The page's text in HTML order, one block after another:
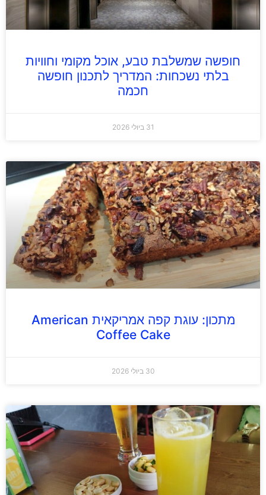
חופשה שמשלבת טבע, אוכל מקומי וחוויות
בלתי נשכחות: המדריך לתכנון חופשה
חכמה
31 ביולי 2026
מתכון: עוגת קפה אמריקאית American
Coffee Cake
30 ביולי 2026